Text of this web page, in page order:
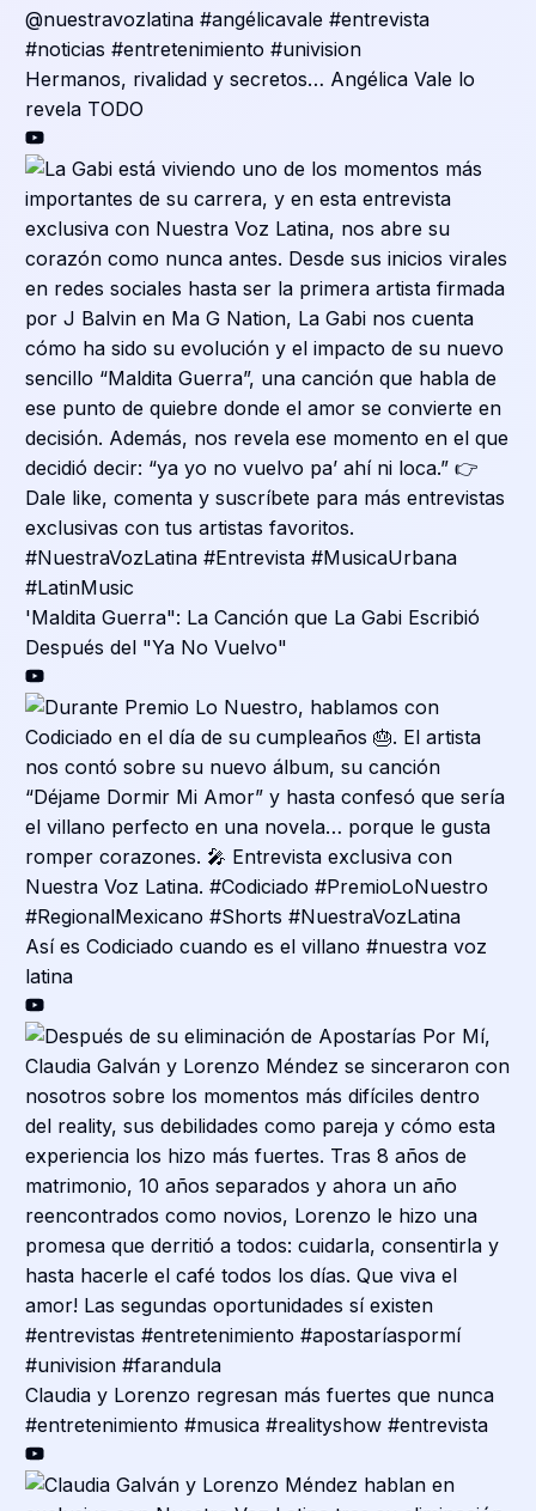
Hermanos, rivalidad y secretos… Angélica Vale lo
revela TODO
'Maldita Guerra": La Canción que La Gabi Escribió
Después del "Ya No Vuelvo"
Así es Codiciado cuando es el villano #nuestra voz
latina
Claudia y Lorenzo regresan más fuertes que nunca
#entretenimiento #musica #realityshow #entrevista